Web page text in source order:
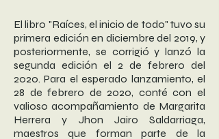
El libro "Raíces, el inicio de todo" tuvo su
primera edición en diciembre del 2019, y
posteriormente, se corrigió y lanzó la
segunda edición el 2 de febrero del
2020. Para el esperado lanzamiento, el
28 de febrero de 2020, conté con el
valioso acompañamiento de Margarita
Herrera y Jhon Jairo Saldarriaga,
maestros que forman parte de la